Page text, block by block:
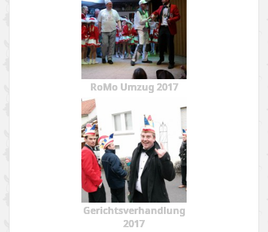
RoMo Umzug 2017
Gerichtsverhandlung
2017